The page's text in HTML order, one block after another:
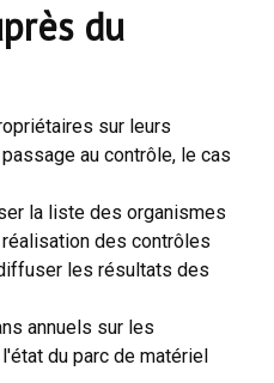
du
sur leurs
au contrôle, le cas
la liste des organismes
des contrôles
les résultats des
annuels sur les
du parc de matériel